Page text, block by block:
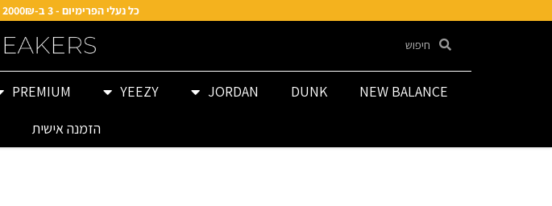
כל נעלי הפרימיום - 3 ב-2000₪ · נייק ואדידס - 3 ב-1200₪
NEW BALANCE
DUNK
JORDAN
YEEZY
PREMIUM
הזמנה אישית